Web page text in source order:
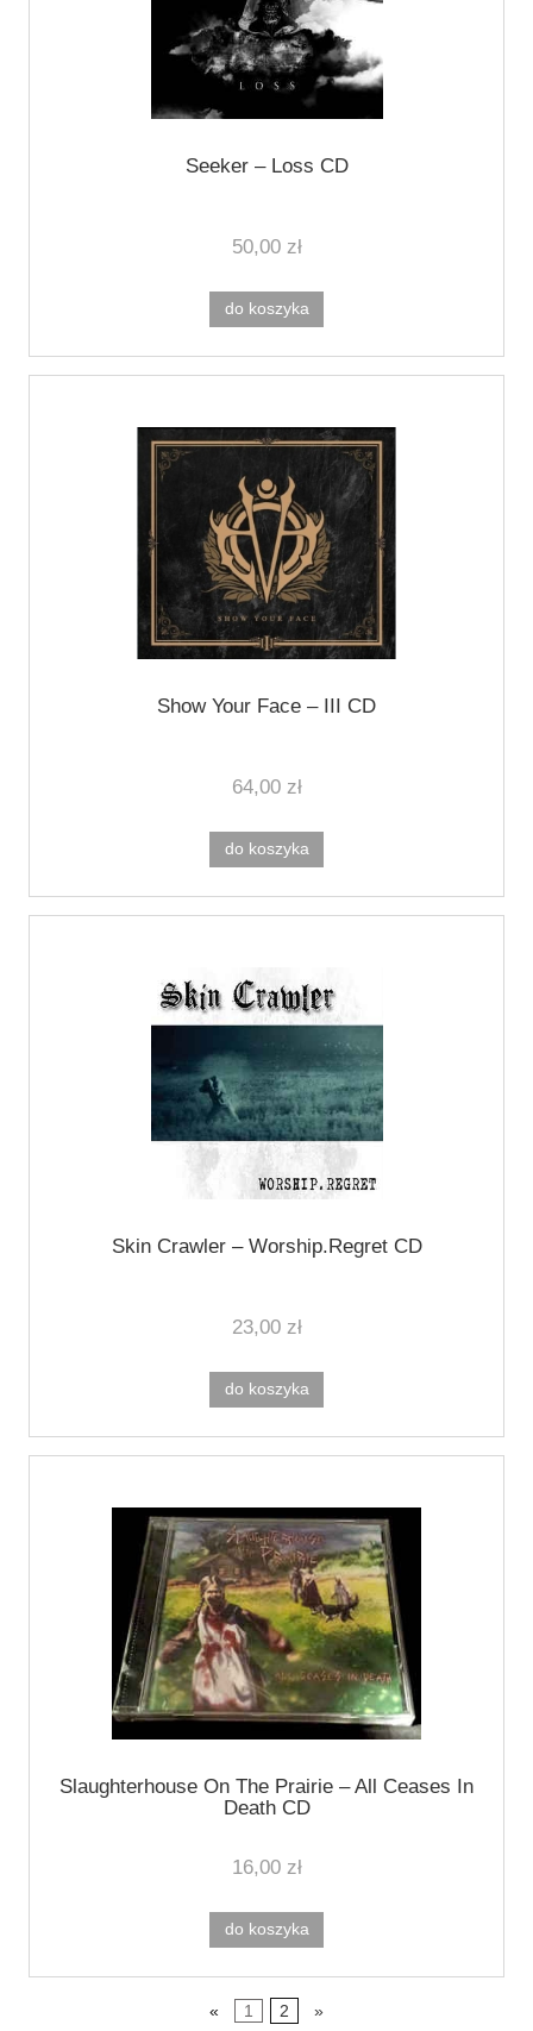
Seeker – Loss CD
50,00 zł
do koszyka
Show Your Face ‎– III CD
64,00 zł
do koszyka
Skin Crawler ‎– Worship.Regret CD
23,00 zł
do koszyka
Slaughterhouse On The Prairie ‎– All Ceases In
Death CD
16,00 zł
do koszyka
« 1 2 »